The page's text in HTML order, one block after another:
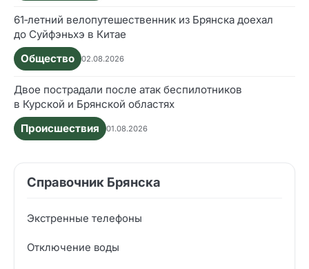
61‑летний велопутешественник из Брянска доехал
до Суйфэньхэ в Китае
Общество
02.08.2026
Двое пострадали после атак беспилотников
в Курской и Брянской областях
Происшествия
01.08.2026
Справочник Брянска
Экстренные телефоны
Отключение воды